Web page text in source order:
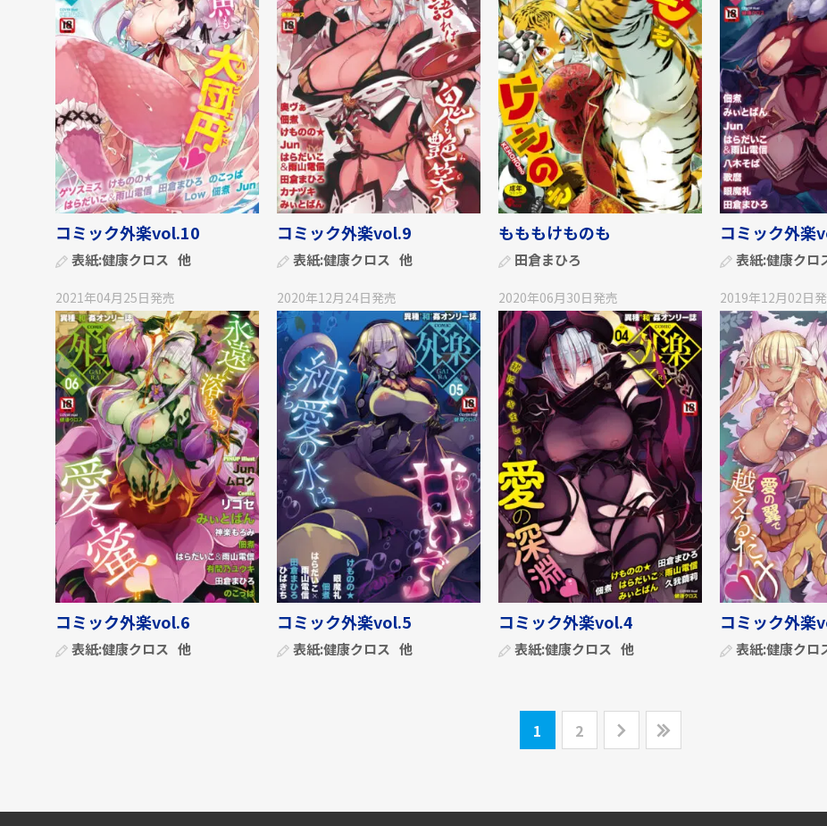
コミック外楽vol.10
表紙:健康クロス 他
コミック外楽vol.9
表紙:健康クロス 他
もももけものも
田倉まひろ
コミック外楽
表紙:健康クロ
2021年04月25日発売
コミック外楽vol.6
表紙:健康クロス 他
2020年12月24日発売
コミック外楽vol.5
表紙:健康クロス 他
2020年06月30日発売
コミック外楽vol.4
表紙:健康クロス 他
2019年12月02日
コミック外楽
表紙:健康クロ
1 2